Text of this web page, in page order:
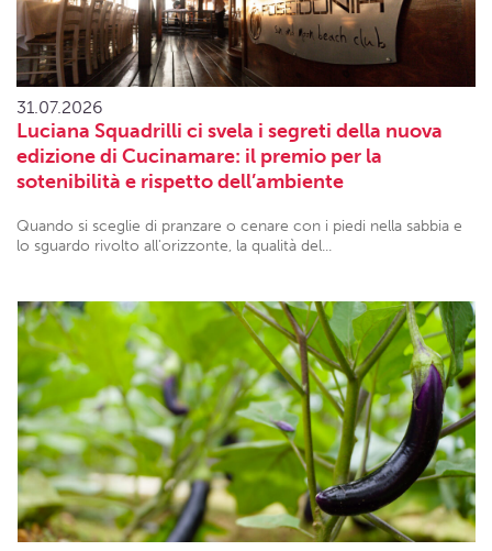
31.07.2026
Luciana Squadrilli ci svela i segreti della nuova
edizione di Cucinamare: il premio per la
sotenibilità e rispetto dell’ambiente
Quando si sceglie di pranzare o cenare con i piedi nella sabbia e
lo sguardo rivolto all'orizzonte, la qualità del...